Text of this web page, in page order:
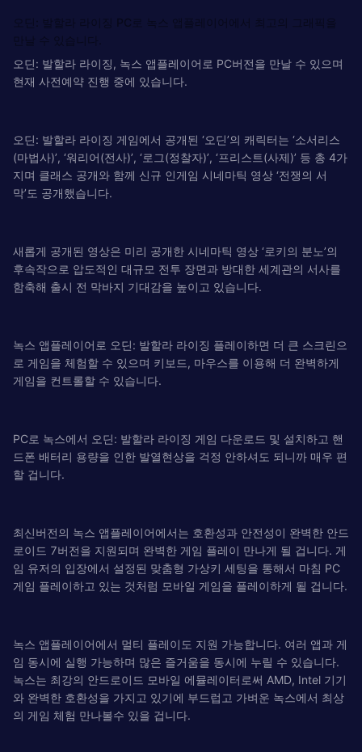
오딘: 발할라 라이징 PC로 녹스 앱플레이어에서 최고의 그래픽을
만날 수 있습니다.
오딘: 발할라 라이징, 녹스 앱플레이어로 PC버전을 만날 수 있으며
현재 사전예약 진행 중에 있습니다.
오딘: 발할라 라이징 게임에서 공개된 ‘오딘’의 캐릭터는 ‘소서리스
(마법사)’, ‘워리어(전사)’, ‘로그(정찰자)’, ‘프리스트(사제)’ 등 총 4가
지며 클래스 공개와 함께 신규 인게임 시네마틱 영상 ‘전쟁의 서
막’도 공개했습니다.
새롭게 공개된 영상은 미리 공개한 시네마틱 영상 ‘로키의 분노’의
후속작으로 압도적인 대규모 전투 장면과 방대한 세계관의 서사를
함축해 출시 전 막바지 기대감을 높이고 있습니다.
녹스 앱플레이어로 오딘: 발할라 라이징 플레이하면 더 큰 스크린으
로 게임을 체험할 수 있으며 키보드, 마우스를 이용해 더 완벽하게
게임을 컨트롤할 수 있습니다.
PC로 녹스에서 오딘: 발할라 라이징 게임 다운로드 및 설치하고 핸
드폰 배터리 용량을 인한 발열현상을 걱정 안하셔도 되니까 매우 편
할 겁니다.
최신버전의 녹스 앱플레이어에서는 호환성과 안전성이 완벽한 안드
로이드 7버전을 지원되며 완벽한 게임 플레이 만나게 될 겁니다. 게
임 유저의 입장에서 설정된 맞춤형 가상키 세팅을 통해서 마침 PC
게임 플레이하고 있는 것처럼 모바일 게임을 플레이하게 될 겁니다.
녹스 앱플레이어에서 멀티 플레이도 지원 가능합니다. 여러 앱과 게
임 동시에 실행 가능하며 많은 즐거움을 동시에 누릴 수 있습니다.
녹스는 최강의 안드로이드 모바일 에뮬레이터로써 AMD, Intel 기기
와 완벽한 호환성을 가지고 있기에 부드럽고 가벼운 녹스에서 최상
의 게임 체험 만나볼수 있을 겁니다.